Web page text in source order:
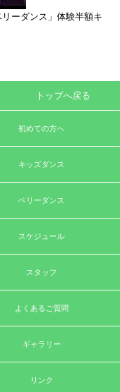
ーダンス」体験半額キ
トップへ戻る
初めての方へ
キッズダンス
ベリーダンス
スケジュール
スタッフ
よくあるご質問
ギャラリー
リンク